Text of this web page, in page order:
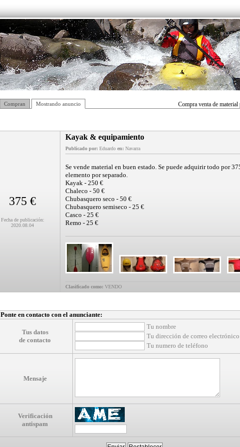
Compra venta de
Compran Mostrando anuncio
375 €
Fecha de publicación:
2020.08.04
Kayak & equipamiento
Publicado por:Eduardo en:Navarra
Se vende material en buen estado. Se puede adquirir todo por
elemento por separado.
Kayak - 250 €
Chaleco - 50 €
Chubasquero seco - 50 €
Chubasquero semiseco - 25 €
Casco - 25 €
Remo - 25 €
Clasificado como: VENDO
Ponte en contacto con el anunciante:
Tus datos
de contacto
Tu nombre
Tu dirección de correo electrónico
Tu numero de teléfono
Mensaje
Verificación
antispam